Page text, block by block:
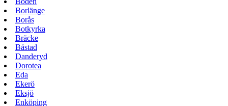
Borlänge
Borås
Botkyrka
Bräcke
Båstad
Danderyd
Dorotea
Eda
Ekerö
Eksjö
Enköping